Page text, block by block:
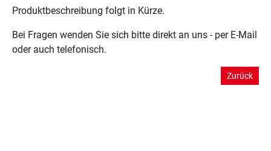
Produktbeschreibung folgt in Kürze.
Bei Fragen wenden Sie sich bitte direkt an uns - per E-Mail
oder auch telefonisch.
Zurück